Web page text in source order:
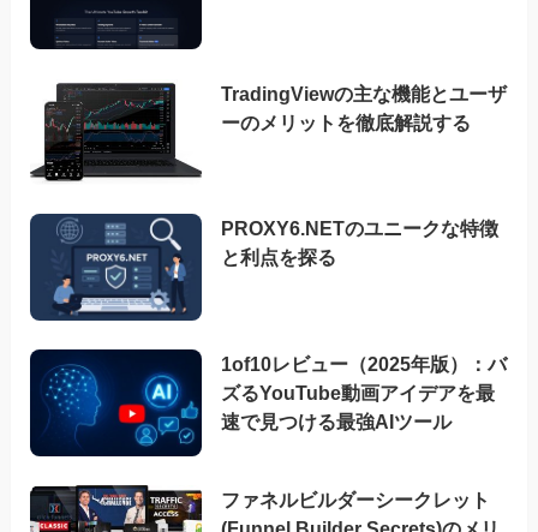
TradingViewの主な機能とユーザ
ーのメリットを徹底解説する
PROXY6.NETのユニークな特徴
と利点を探る
1of10レビュー（2025年版）：バ
ズるYouTube動画アイデアを最
速で見つける最強AIツール
ファネルビルダーシークレット